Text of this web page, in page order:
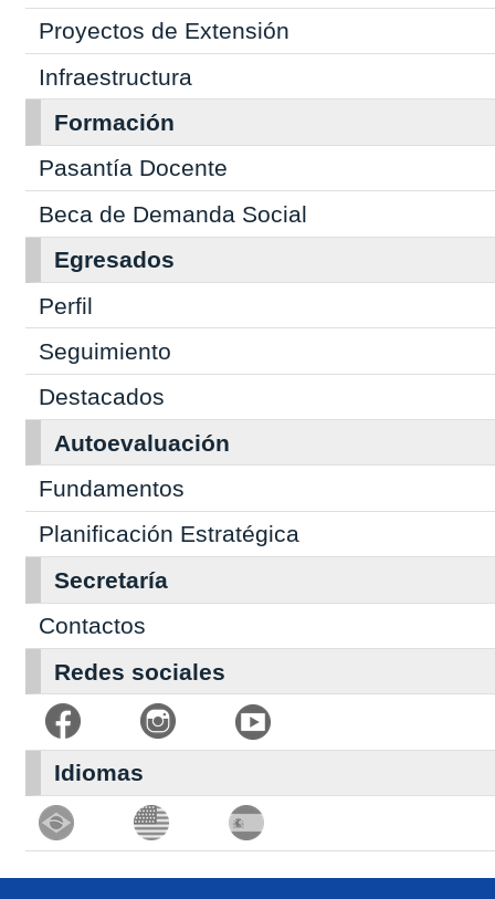
Proyectos de Extensión
Infraestructura
Formación
Pasantía Docente
Beca de Demanda Social
Egresados
Perfil
Seguimiento
Destacados
Autoevaluación
Fundamentos
Planificación Estratégica
Secretaría
Contactos
Redes sociales
Idiomas